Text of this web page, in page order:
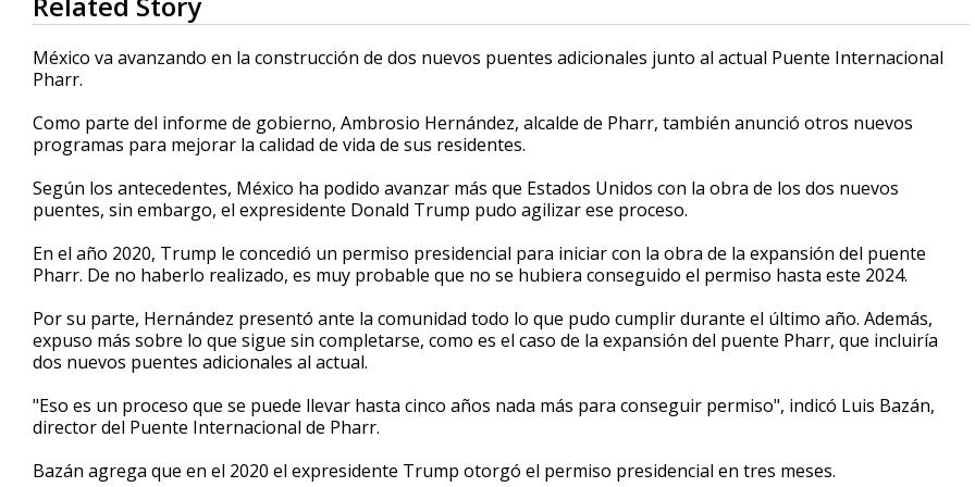
seconds
of
3
minutes,
14
90%
México va avanzando en la construcción de dos nuevos puentes adicionales junto al actual Puente Internacional
Pharr.
Como parte del informe de gobierno, Ambrosio Hernández, alcalde de Pharr, también anunció otros nuevos
programas para mejorar la calidad de vida de sus residentes.
Según los antecedentes, México ha podido avanzar más que Estados Unidos con la obra de los dos nuevos
puentes, sin embargo, el expresidente Donald Trump pudo agilizar ese proceso.
En el año 2020, Trump le concedió un permiso presidencial para iniciar con la obra de la expansión del puente
Pharr. De no haberlo realizado, es muy probable que no se hubiera conseguido el permiso hasta este 2024.
Por su parte, Hernández presentó ante la comunidad todo lo que pudo cumplir durante el último año. Además,
expuso más sobre lo que sigue sin completarse, como es el caso de la expansión del puente Pharr, que incluiría
dos nuevos puentes adicionales al actual.
"Eso es un proceso que se puede llevar hasta cinco años nada más para conseguir permiso", indicó Luis Bazán,
director del Puente Internacional de Pharr.
Bazán agrega que en el 2020 el expresidente Trump otorgó el permiso presidencial en tres meses.